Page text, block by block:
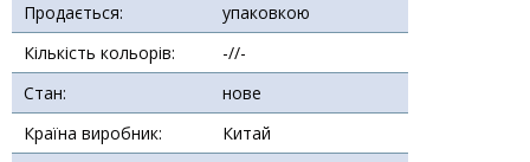
Продається:
упаковкою
Кількість кольорів:
-//-
Стан:
нове
Країна виробник:
Китай